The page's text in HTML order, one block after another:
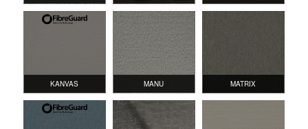
KANVAS MANU MATRIX